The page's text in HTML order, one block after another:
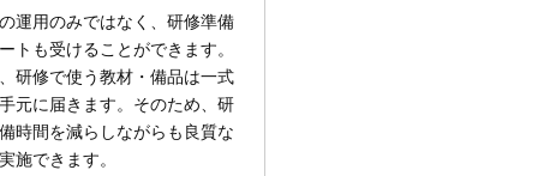
運用のみではなく、研修準備
トも受けることができます。
研修で使う教材・備品は一式
元に届きます。そのため、研
時間を減らしながらも良質な
施できます。